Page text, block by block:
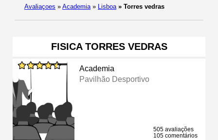
Avaliaçoes » Academia » Lisboa » Torres vedras
FISICA TORRES VEDRAS
Academia
Pavilhão Desportivo
505 avaliações
105 comentários